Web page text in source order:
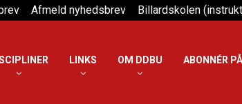
Afmeld nyhedsbrev Billardskolen
LINKS OM DDBU ABONNÉR